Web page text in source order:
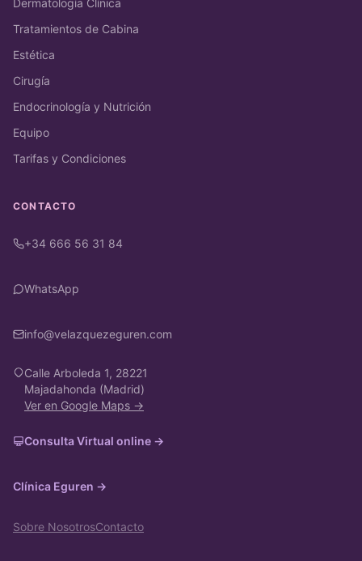
Dermatología Clínica
Tratamientos de Cabina
Estética
Cirugía
Endocrinología y Nutrición
Equipo
Tarifas y Condiciones
CONTACTO
+34 666 56 31 84
WhatsApp
info@velazquezeguren.com
Calle Arboleda 1, 28221
Majadahonda (Madrid)
Ver en Google Maps →
Consulta Virtual online →
Clínica Eguren →
Sobre NosotrosContacto